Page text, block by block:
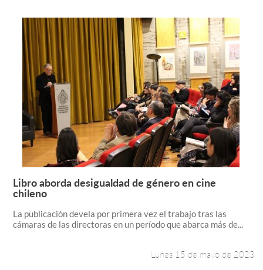
Leer más +
Libro aborda desigualdad de género en cine
chileno
La publicación devela por primera vez el trabajo tras las
cámaras de las directoras en un período que abarca más de...
Lunes 15 de mayo de 2023